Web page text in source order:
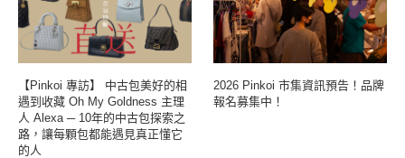
【Pinkoi 專訪】 中古包美好的相
遇到收藏 Oh My Goldness 主理
人 Alexa ─ 10年的中古包探索之
路，讓每顆包都能遇見真正懂它
的人
2026 Pinkoi 市集資訊預告！品牌
報名募集中！